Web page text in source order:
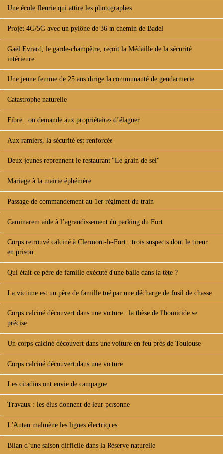
Une école fleurie qui attire les photographes
Projet 4G/5G avec un pylône de 36 m chemin de Badel
Gaël Evrard, le garde-champêtre, reçoit la Médaille de la sécurité
intérieure
Une jeune femme de 25 ans dirige la communauté de gendarmerie
Catastrophe naturelle
Fibre : on demande aux propriétaires d’élaguer
Aux ramiers, la sécurité est renforcée
Deux jeunes reprennent le restaurant "Le grain de sel"
Mariage à la mairie éphémère
Passage de commandement au 1er régiment du train
Caminarem aide à l’agrandissement du parking du Fort
Corps retrouvé calciné à Clermont-le-Fort : trois suspects dont le tireur
en prison
Qui était ce père de famille exécuté d'une balle dans la tête ?
La victime est un père de famille tué par une décharge de fusil de chasse
Corps calciné découvert dans une voiture : la thèse de l'homicide se
précise
Un corps calciné découvert dans une voiture en feu près de Toulouse
Corps calciné découvert dans une voiture
Les citadins ont envie de campagne
Travaux : les élus donnent de leur personne
L'Autan malmène les lignes électriques
Bilan d’une saison difficile dans la Réserve naturelle